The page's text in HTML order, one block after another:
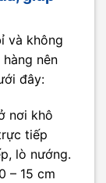
và không
nên
đây:
nơi khô
tiếp
lò nướng.
– 15 cm